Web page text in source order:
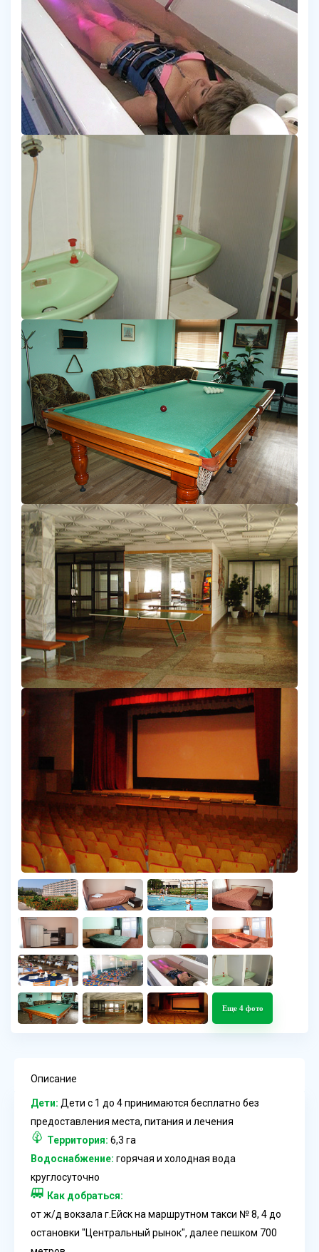
Еще 4 фото
Описание
Дети: Дети с 1 до 4 принимаются бесплатно без
предоставления места, питания и лечения
Территория: 6,3 га
Водоснабжение: горячая и холодная вода
круглосуточно
Как добраться:
от ж/д вокзала г.Ейск на маршрутном такси № 8, 4 до
остановки "Центральный рынок", далее пешком 700